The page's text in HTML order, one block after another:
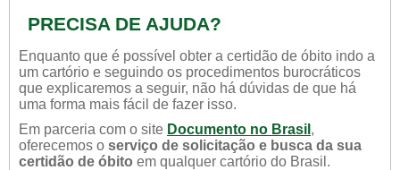
PRECISA DE AJUDA?
Enquanto que é possível obter a certidão de óbito indo a
um cartório e seguindo os procedimentos burocráticos
que explicaremos a seguir, não há dúvidas de que há
uma forma mais fácil de fazer isso.
Em parceria com o site Documento no Brasil ,
oferecemos o serviço de solicitação e busca da sua
certidão de óbito em qualquer cartório do Brasil.